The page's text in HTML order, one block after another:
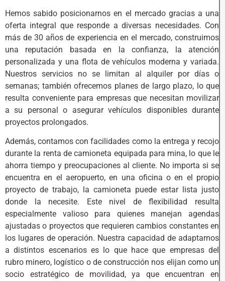
Hemos sabido posicionarnos en el mercado gracias a una
oferta integral que responde a diversas necesidades. Con
más de 30 años de experiencia en el mercado, construimos
una reputación basada en la confianza, la atención
personalizada y una flota de vehículos moderna y variada.
Nuestros servicios no se limitan al alquiler por días o
semanas; también ofrecemos planes de largo plazo, lo que
resulta conveniente para empresas que necesitan movilizar
a su personal o asegurar vehículos disponibles durante
proyectos prolongados.
Además, contamos con facilidades como la entrega y recojo
durante la renta de camioneta equipada para mina, lo que le
ahorra tiempo y preocupaciones al cliente. No importa si se
encuentra en el aeropuerto, en una oficina o en el propio
proyecto de trabajo, la camioneta puede estar lista justo
donde la necesite. Este nivel de flexibilidad resulta
especialmente valioso para quienes manejan agendas
ajustadas o proyectos que requieren cambios constantes en
los lugares de operación. Nuestra capacidad de adaptarnos
a distintos escenarios es lo que hace que empresas del
rubro minero, logístico o de construcción nos elijan como un
socio estratégico de movilidad, ya que encuentran en